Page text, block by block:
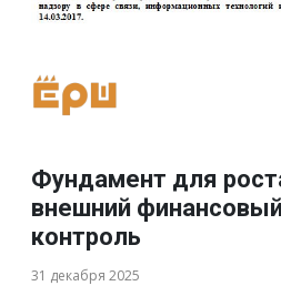
Фундамент для
внешний
контроль
31 декабря 2025